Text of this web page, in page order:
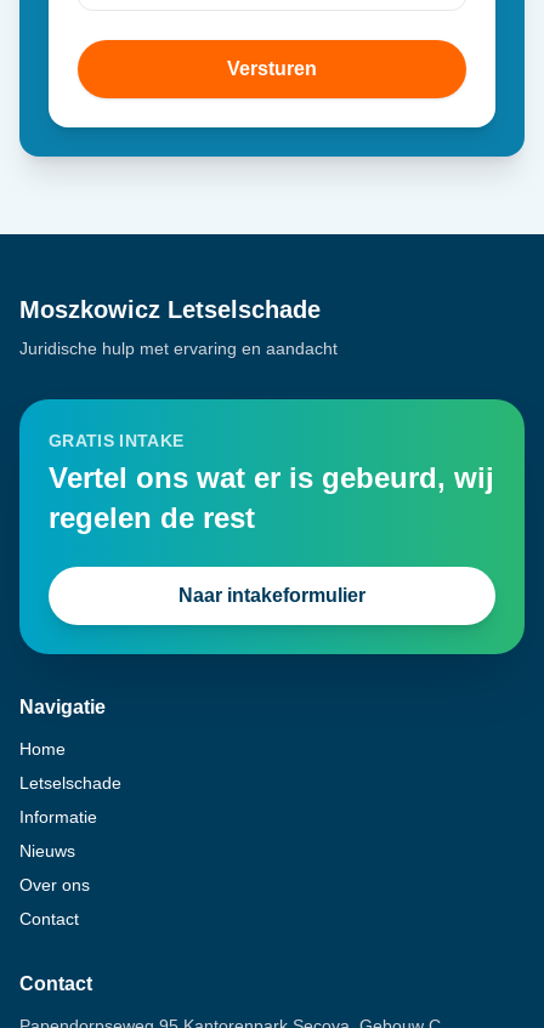
Versturen
Moszkowicz Letselschade
Juridische hulp met ervaring en aandacht
GRATIS INTAKE
Vertel ons wat er is gebeurd, wij
regelen de rest
Naar intakeformulier
Navigatie
Home
Letselschade
Informatie
Nieuws
Over ons
Contact
Contact